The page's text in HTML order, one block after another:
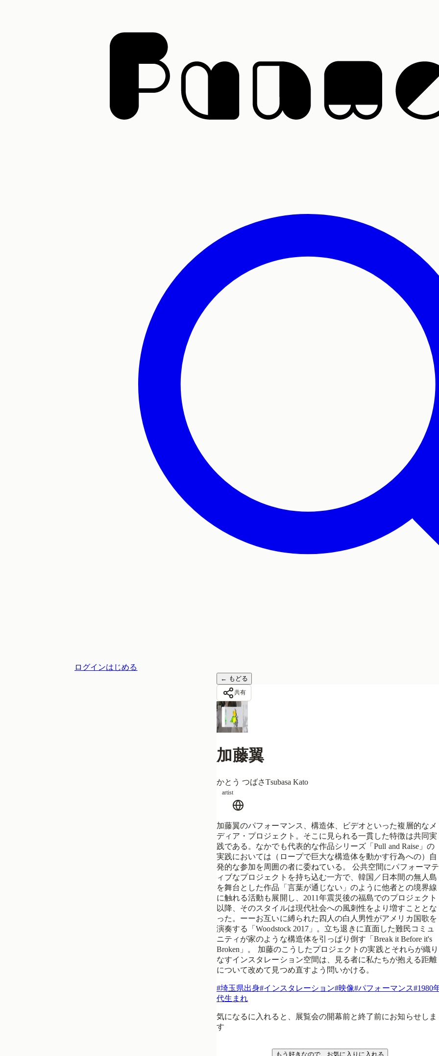
ログインはじめる
← もどる
共有
加藤翼
かとう つばさTsubasa Kato
artist
加藤翼のパフォーマンス、構造体、ビデオといった複層的なメ
ディア・プロジェクト。そこに見られる一貫した特徴は共同実
践である。なかでも代表的な作品シリーズ「Pull and Raise」の
実践においては（ロープで巨大な構造体を動かす行為への）自
発的な参加を周囲の者に委ねている。 公共空間にパフォーマテ
ィブなプロジェクトを持ち込む一方で、韓国／日本間の無人島
を舞台とした作品「言葉が通じない」のように他者との境界線
に触れる活動も展開し、2011年震災後の福島でのプロジェクト
以降、そのスタイルは現代社会への風刺性をより増すこととな
った。ーーお互いに縛られた四人の白人男性がアメリカ国歌を
演奏する「Woodstock 2017」。立ち退きに直面した難民コミュ
ニティが家のような構造体を引っぱり倒す「Break it Before it's
Broken」。 加藤のこうしたプロジェクトの実践とそれらが織り
なすインスタレーション空間は、見る者に私たちが抱える距離
について改めて見つめ直すよう問いかける。
#埼玉県出身#インスタレーション#映像#パフォーマンス#1980
代生まれ
気になるに入れると、展覧会の開幕前と終了前にお知らせしま
す
もう好きなので、お気に入りに入れる